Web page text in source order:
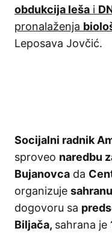
obdukcija leša i
pronalaženja
Leposava Jovčić.
Socijalni radnik
sproveo naredbu
Bujanovca da
organizuje
dogovoru sa
Biljača, sahrana je